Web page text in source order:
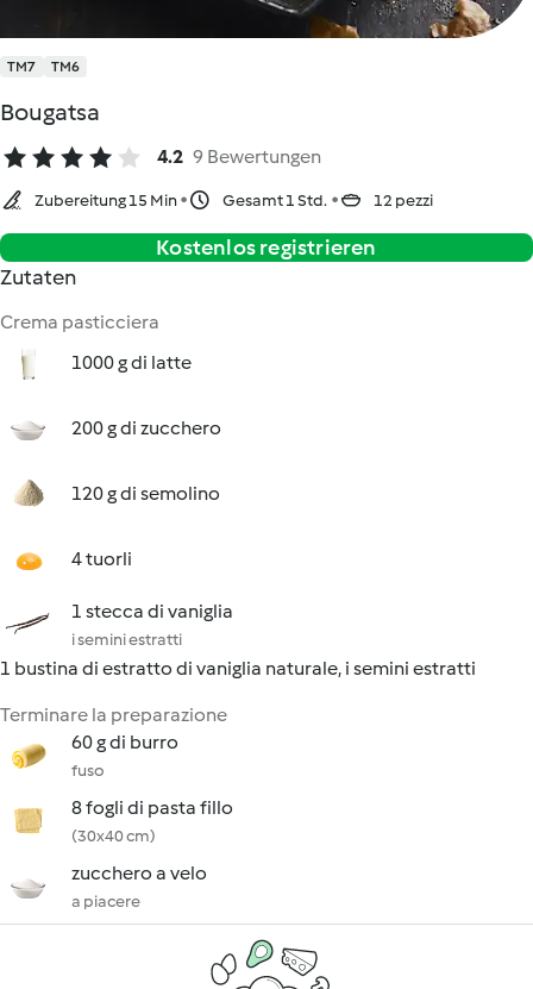
TM7 TM6
Bougatsa
4.2 9 Bewertungen
Zubereitung 15 Min Gesamt 1 Std. 12 pezzi
Kostenlos registrieren
Zutaten
Crema pasticciera
1000 g di latte
200 g di zucchero
120 g di semolino
4 tuorli
1 stecca di vaniglia
i semini estratti
1 bustina di estratto di vaniglia naturale, i semini estratti
Terminare la preparazione
60 g di burro
fuso
8 fogli di pasta fillo
(30x40 cm)
zucchero a velo
a piacere